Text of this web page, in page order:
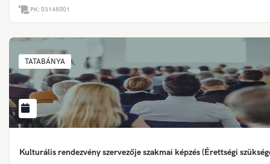
PK:03145001
TATABÁNYA
Kulturális rendezvény szervezője szakmai képzés (Érettségi